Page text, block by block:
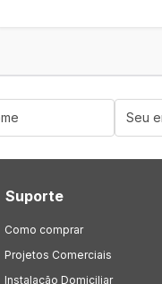
Suporte
Como comprar
Projetos Comerciais
Instalação Domiciliar